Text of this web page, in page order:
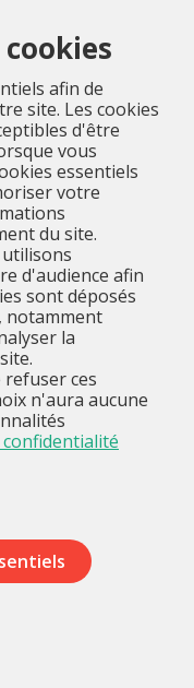
afin de
site. Les cookies
d'être
vous
essentiels
votre
du site.
d'audience afin
sont déposés
notamment
la
ces
n'aura aucune
Menu